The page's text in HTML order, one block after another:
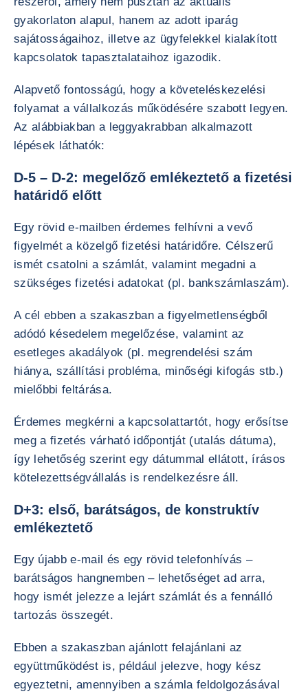
gyakorlaton alapul, hanem az adott iparág
sajátosságaihoz, illetve az ügyfelekkel kialakított
kapcsolatok tapasztalataihoz igazodik.
Alapvető fontosságú, hogy a követeléskezelési
folyamat a vállalkozás működésére szabott legyen.
Az alábbiakban a leggyakrabban alkalmazott
lépések láthatók:
D-5 – D-2: megelőző emlékeztető a fizetési
határidő előtt
Egy rövid e-mailben érdemes felhívni a vevő
figyelmét a közelgő fizetési határidőre. Célszerű
ismét csatolni a számlát, valamint megadni a
szükséges fizetési adatokat (pl. bankszámlaszám).
A cél ebben a szakaszban a figyelmetlenségből
adódó késedelem megelőzése, valamint az
esetleges akadályok (pl. megrendelési szám
hiánya, szállítási probléma, minőségi kifogás stb.)
mielőbbi feltárása.
Érdemes megkérni a kapcsolattartót, hogy erősítse
meg a fizetés várható időpontját (utalás dátuma),
így lehetőség szerint egy dátummal ellátott, írásos
kötelezettségvállalás is rendelkezésre áll.
D+3: első, barátságos, de konstruktív
emlékeztető
Egy újabb e-mail és egy rövid telefonhívás –
barátságos hangnemben – lehetőséget ad arra,
hogy ismét jelezze a lejárt számlát és a fennálló
tartozás összegét.
Ebben a szakaszban ajánlott felajánlani az
együttműködést is, például jelezve, hogy kész
egyeztetni, amennyiben a számla feldolgozásával